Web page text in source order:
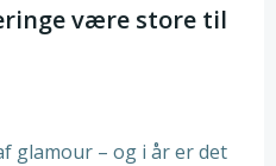
være store til
glamour – og i år er det